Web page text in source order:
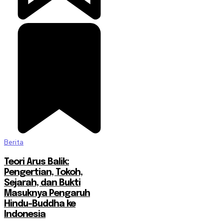
Berita
Teori Arus Balik:
Pengertian, Tokoh,
Sejarah, dan Bukti
Masuknya Pengaruh
Hindu-Buddha ke
Indonesia